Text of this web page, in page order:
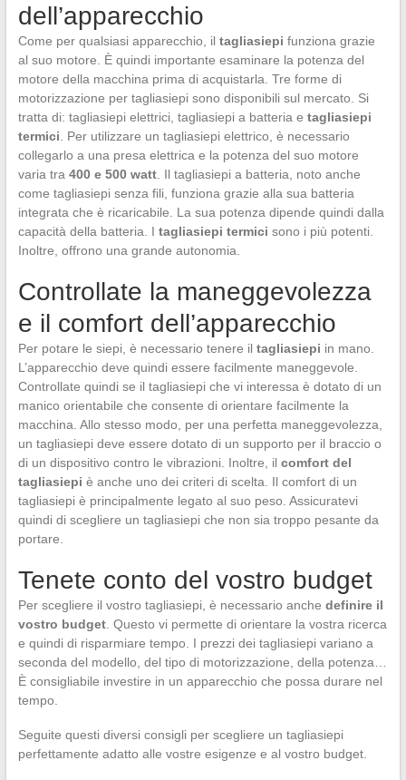
dell’apparecchio
Come per qualsiasi apparecchio, il tagliasiepi funziona grazie
al suo motore. È quindi importante esaminare la potenza del
motore della macchina prima di acquistarla. Tre forme di
motorizzazione per tagliasiepi sono disponibili sul mercato. Si
tratta di: tagliasiepi elettrici, tagliasiepi a batteria e tagliasiepi
termici. Per utilizzare un tagliasiepi elettrico, è necessario
collegarlo a una presa elettrica e la potenza del suo motore
varia tra 400 e 500 watt. Il tagliasiepi a batteria, noto anche
come tagliasiepi senza fili, funziona grazie alla sua batteria
integrata che è ricaricabile. La sua potenza dipende quindi dalla
capacità della batteria. I tagliasiepi termici sono i più potenti.
Inoltre, offrono una grande autonomia.
Controllate la maneggevolezza
e il comfort dell’apparecchio
Per potare le siepi, è necessario tenere il tagliasiepi in mano.
L’apparecchio deve quindi essere facilmente maneggevole.
Controllate quindi se il tagliasiepi che vi interessa è dotato di un
manico orientabile che consente di orientare facilmente la
macchina. Allo stesso modo, per una perfetta maneggevolezza,
un tagliasiepi deve essere dotato di un supporto per il braccio o
di un dispositivo contro le vibrazioni. Inoltre, il comfort del
tagliasiepi è anche uno dei criteri di scelta. Il comfort di un
tagliasiepi è principalmente legato al suo peso. Assicuratevi
quindi di scegliere un tagliasiepi che non sia troppo pesante da
portare.
Tenete conto del vostro budget
Per scegliere il vostro tagliasiepi, è necessario anche definire il
vostro budget. Questo vi permette di orientare la vostra ricerca
e quindi di risparmiare tempo. I prezzi dei tagliasiepi variano a
seconda del modello, del tipo di motorizzazione, della potenza…
È consigliabile investire in un apparecchio che possa durare nel
tempo.
Seguite questi diversi consigli per scegliere un tagliasiepi
perfettamente adatto alle vostre esigenze e al vostro budget.